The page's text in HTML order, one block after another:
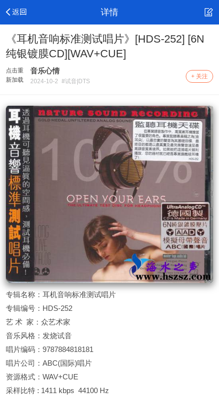
详情
《耳机音响标准测试唱片》[HDS-252] [6N
纯银镀膜CD][WAV+CUE]
点击重
新加载
音乐心情
2024-10-2 #试音|DTS
+ 关注
专辑名称：耳机音响标准测试唱片
专辑编号：HDS-252
艺 术 家：众艺术家
音乐风格：发烧试音
唱片编码：9787884818181
唱片公司：ABC(国际)唱片
资源格式：WAV+CUE
采样比特 : 1411 kbps 44100 Hz